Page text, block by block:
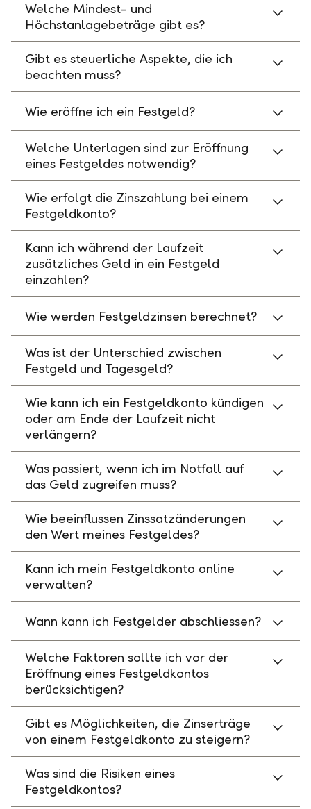
Welche Mindest- und
Höchstanlagebeträge gibt es?
Gibt es steuerliche Aspekte, die ich
beachten muss?
Wie eröffne ich ein Festgeld?
Welche Unterlagen sind zur Eröffnung
eines Festgeldes notwendig?
Wie erfolgt die Zinszahlung bei einem
Festgeldkonto?
Kann ich während der Laufzeit
zusätzliches Geld in ein Festgeld
einzahlen?
Wie werden Festgeldzinsen berechnet?
Was ist der Unterschied zwischen
Festgeld und Tagesgeld?
Wie kann ich ein Festgeldkonto kündigen
oder am Ende der Laufzeit nicht
verlängern?
Was passiert, wenn ich im Notfall auf
das Geld zugreifen muss?
Wie beeinflussen Zinssatzänderungen
den Wert meines Festgeldes?
Kann ich mein Festgeldkonto online
verwalten?
Wann kann ich Festgelder abschliessen?
Welche Faktoren sollte ich vor der
Eröffnung eines Festgeldkontos
berücksichtigen?
Gibt es Möglichkeiten, die Zinserträge
von einem Festgeldkonto zu steigern?
Was sind die Risiken eines
Festgeldkontos?